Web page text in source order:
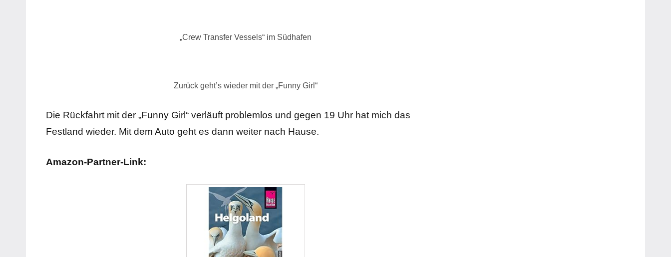
„Crew Transfer Vessels“ im Südhafen
Zurück geht’s wieder mit der „Funny Girl“
Die Rückfahrt mit der „Funny Girl“ verläuft problemlos und gegen 19 Uhr hat mich das
Festland wieder. Mit dem Auto geht es dann weiter nach Hause.
Amazon-Partner-Link: